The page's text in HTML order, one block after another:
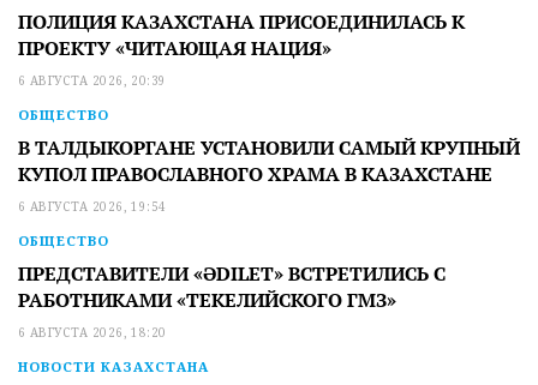
ПОЛИЦИЯ КАЗАХСТАНА ПРИСОЕДИНИЛАСЬ К
ПРОЕКТУ «ЧИТАЮЩАЯ НАЦИЯ»
6 АВГУСТА 2026, 20:39
ОБЩЕСТВО
В ТАЛДЫКОРГАНЕ УСТАНОВИЛИ САМЫЙ КРУПНЫЙ
КУПОЛ ПРАВОСЛАВНОГО ХРАМА В КАЗАХСТАНЕ
6 АВГУСТА 2026, 19:54
ОБЩЕСТВО
ПРЕДСТАВИТЕЛИ «ӘDILET» ВСТРЕТИЛИСЬ С
РАБОТНИКАМИ «ТЕКЕЛИЙСКОГО ГМЗ»
6 АВГУСТА 2026, 18:20
НОВОСТИ КАЗАХСТАНА